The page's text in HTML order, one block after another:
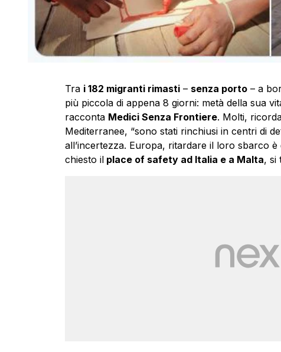
Tra i 182 migranti rimasti– senza porto– a
più piccola di appena 8 giorni: metà della sua
racconta Medici Senza Frontiere. Molti,
Mediterranee, “sono stati rinchiusi in centri di
all’incertezza. Europa, ritardare il loro sbarco è
chiesto ilplace of safety ad Italia e a Malta, si